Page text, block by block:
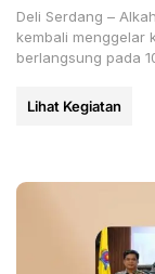
Deli Serdang –
kembali menggelar
berlangsung pada
Lihat Kegiatan